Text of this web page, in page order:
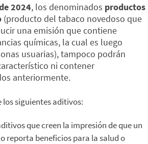
2024, los denominados productos
(producto del tabaco novedoso que
una emisión que contiene
químicas, la cual es luego
usuarias), tampoco podrán
ni contener
anteriormente.
siguientes aditivos:
que creen la impresión de que un
reporta beneficios para la salud o